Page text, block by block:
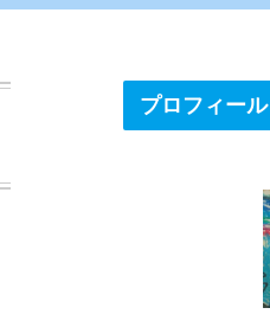
プロフィール